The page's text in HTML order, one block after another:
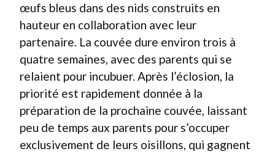
œufs bleus dans des nids construits en
hauteur en collaboration avec leur
partenaire. La couvée dure environ trois à
quatre semaines, avec des parents qui se
relaient pour incubuer. Après l’éclosion, la
priorité est rapidement donnée à la
préparation de la prochaine couvée, laissant
peu de temps aux parents pour s’occuper
exclusivement de leurs oisillons, qui gagnent